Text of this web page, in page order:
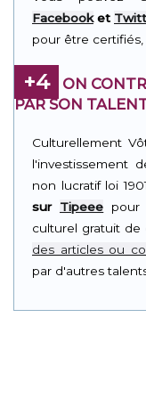
Facebooket
pour être
+4
ON
PAR SON
Culturellement
l'investissement
non lucratif loi
sur Tipeee pour
culturel gratuit de
des articles ou
par d'autres